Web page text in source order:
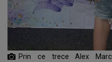
Prin ce trece Alex